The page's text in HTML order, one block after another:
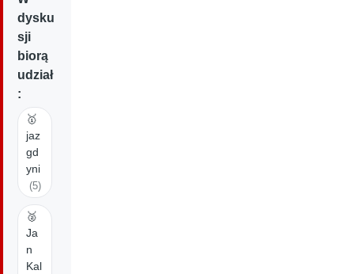
dysku
sji
biorą
udział
:
🥇
jaz
gd
yni
(5)
🥈
Ja
n
Kal